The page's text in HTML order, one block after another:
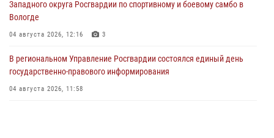
Западного округа Росгвардии по спортивному и боевому самбо в
Вологде
04 августа 2026, 12:16 3
В региональном Управление Росгвардии состоялся единый день
государственно-правового информирования
04 августа 2026, 11:58